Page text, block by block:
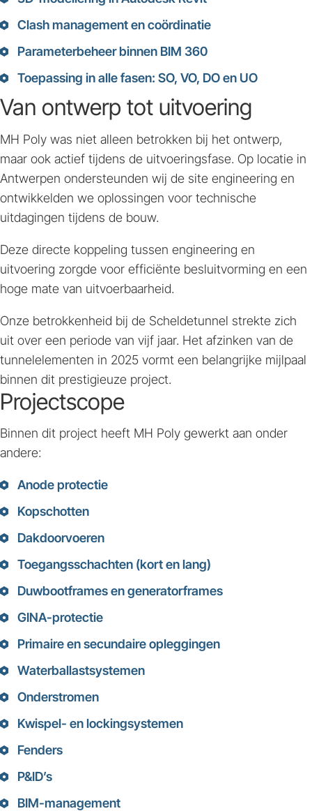
Clash management en coördinatie
Parameterbeheer binnen BIM 360
Toepassing in alle fasen: SO, VO, DO en UO
Van ontwerp tot uitvoering
MH Poly was niet alleen betrokken bij het ontwerp,
maar ook actief tijdens de uitvoeringsfase. Op locatie in
Antwerpen ondersteunden wij de site engineering en
ontwikkelden we oplossingen voor technische
uitdagingen tijdens de bouw.
Deze directe koppeling tussen engineering en
uitvoering zorgde voor efficiënte besluitvorming en een
hoge mate van uitvoerbaarheid.
Onze betrokkenheid bij de Scheldetunnel strekte zich
uit over een periode van vijf jaar. Het afzinken van de
tunnelelementen in 2025 vormt een belangrijke mijlpaal
binnen dit prestigieuze project.
Projectscope
Binnen dit project heeft MH Poly gewerkt aan onder
andere:
Anode protectie
Kopschotten
Dakdoorvoeren
Toegangsschachten (kort en lang)
Duwbootframes en generatorframes
GINA-protectie
Primaire en secundaire opleggingen
Waterballastsystemen
Onderstromen
Kwispel- en lockingsystemen
Fenders
P&ID’s
BIM-management